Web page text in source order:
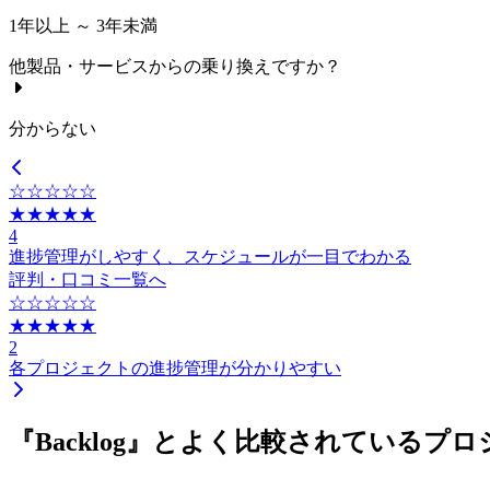
1年以上 ～ 3年未満
他製品・サービスからの乗り換えですか？
分からない
☆☆☆☆☆
★★★★★
4
進捗管理がしやすく、スケジュールが一目でわかる
評判・口コミ一覧へ
☆☆☆☆☆
★★★★★
2
各プロジェクトの進捗管理が分かりやすい
『Backlog』とよく比較されているプ